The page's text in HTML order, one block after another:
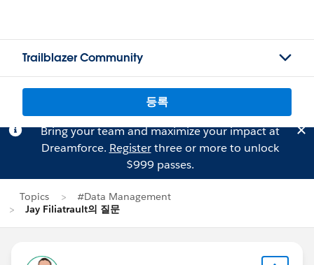
Trailblazer Community
등록
Bring your team and maximize your impact at
Dreamforce. Registerthree or more to unlock
$999 passes.
Topics
#Data Management
Jay Filiatrault의 질문